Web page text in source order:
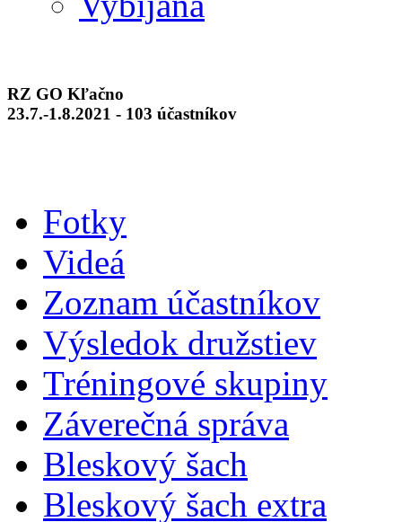
RZ GO Kľačno
23.7.-1.8.2021 - 103 účastníkov
Fotky
Videá
Zoznam účastníkov
Výsledok družstiev
Tréningové skupiny
Záverečná správa
Bleskový šach
Bleskový šach extra